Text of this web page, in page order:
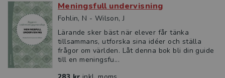
Meningsfull undervisning
Fohlin, N - Wilson, J
Lärande sker bäst när elever får tänka
tillsammans, utforska sina idéer och ställa
frågor om världen. Låt denna bok bli din guide
till en meningsfu...